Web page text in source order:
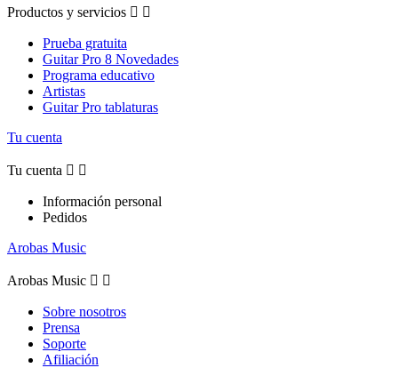
Productos y servicios  
Prueba gratuita
Guitar Pro 8 Novedades
Programa educativo
Artistas
Guitar Pro tablaturas
Tu cuenta
Tu cuenta  
Información personal
Pedidos
Arobas Music
Arobas Music  
Sobre nosotros
Prensa
Soporte
Afiliación